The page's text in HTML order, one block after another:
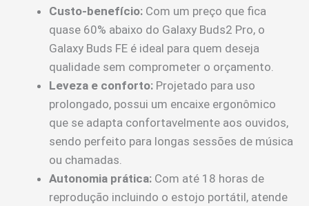
Custo-benefício: Com um preço que fica
quase 60% abaixo do Galaxy Buds2 Pro, o
Galaxy Buds FE é ideal para quem deseja
qualidade sem comprometer o orçamento.
Leveza e conforto: Projetado para uso
prolongado, possui um encaixe ergonômico
que se adapta confortavelmente aos ouvidos,
sendo perfeito para longas sessões de música
ou chamadas.
Autonomia prática: Com até 18 horas de
reprodução incluindo o estojo portátil, atende